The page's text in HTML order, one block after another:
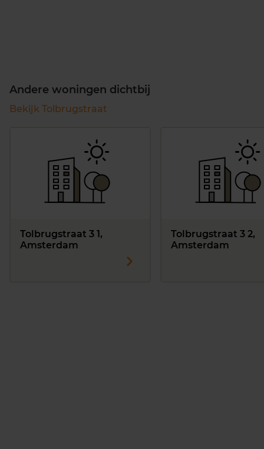
Andere woningen dichtbij
Bekijk Tolbrugstraat
Tolbrugstraat 3 1,
Amsterdam
Tolbrugstraat 3 2,
Amsterdam